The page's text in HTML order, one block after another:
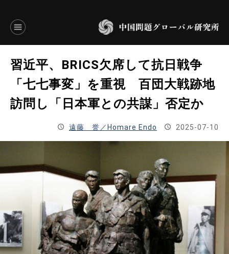
言語別アーカイブ
ENGLISH
JAPANESE
研究員
設立趣意書
お問い合わせ
習近平、BRICS欠席して抗日戦争
「七七事変」を重視 百団大戦跡地
訪問し「日本軍との共謀」否定か
遠藤 誉／Homare Endo 2025-07-10